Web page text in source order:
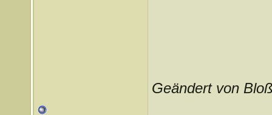
Geändert von